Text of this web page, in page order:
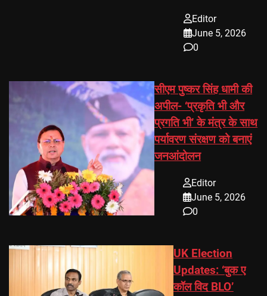
Editor
June 5, 2026
0
सीएम पुष्कर सिंह धामी की
अपील- ‘प्रकृति भी और
प्रगति भी’ के मंत्र के साथ
पर्यावरण संरक्षण को बनाएं
जनआंदोलन
Editor
June 5, 2026
0
UK Election
Updates: ‘बुक ए
कॉल विद BLO’